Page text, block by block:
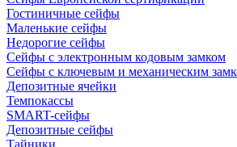
Гостиничные сейфы
Маленькие сейфы
Недорогие сейфы
Сейфы с электронным кодовым замком
Сейфы с ключевым и механическим
Депозитные ячейки
Темпокассы
SMART-сейфы
Депозитные сейфы
Тайники